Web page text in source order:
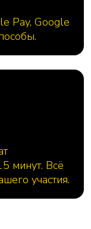
Pay, Google
минут. Всё
участия.